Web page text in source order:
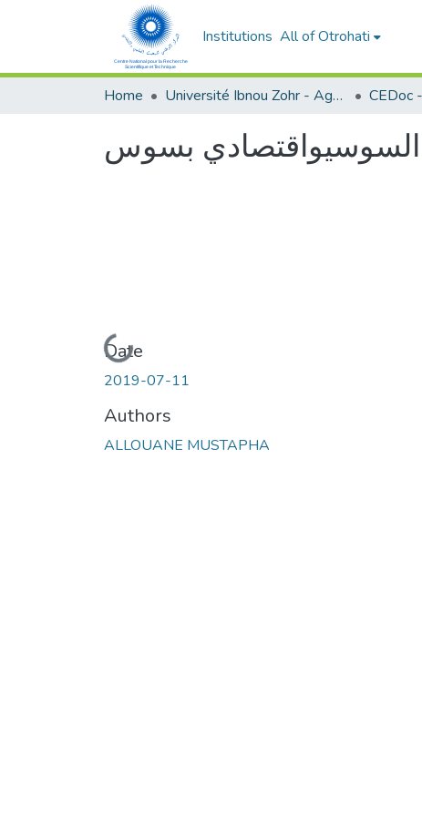
Institutions All of Otrohati
Home Université Ibnou Zohr - Agadir CEDoc
السوسيواقتصادي بسوس
Loading...
Date
2019-07-11
Authors
ALLOUANE MUSTAPHA